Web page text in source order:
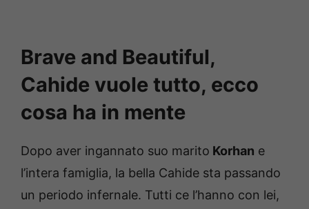
Brave and Beautiful,
Cahide vuole tutto, ecco
cosa ha in mente
Dopo aver ingannato suo marito Korhan e
l’intera famiglia, la bella Cahide sta passando
un periodo infernale. Tutti ce l’hanno con lei,